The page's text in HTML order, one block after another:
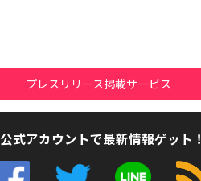
プレスリリース掲載サービス
公式アカウントで最新情報ゲット！